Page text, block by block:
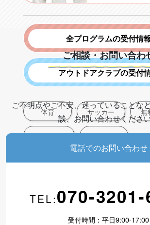
全プログラムの受付情
アウトドアクラブの受付
体育 サッカー 無
新規入会募集 受付中
未分類 成人フィットネス
ご相談・お問い合わ
ご不明点やご不安、迷っていることな
談、お問い合わせくださ
電話でのお問い合わせ
TEL:070-3201-
受付時間：平日9:00-17:00